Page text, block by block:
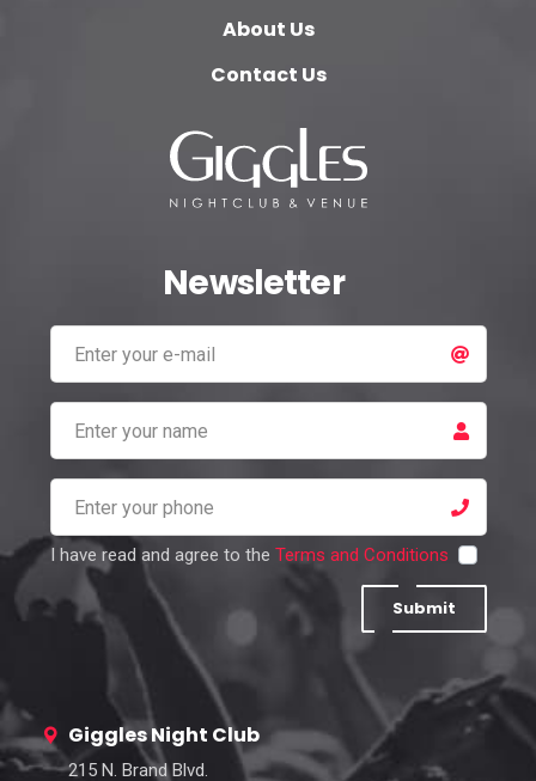
About Us
Contact Us
Newsletter
I have read and agree to the Terms and Conditions
Submit
Giggles Night Club
215 N. Brand Blvd.